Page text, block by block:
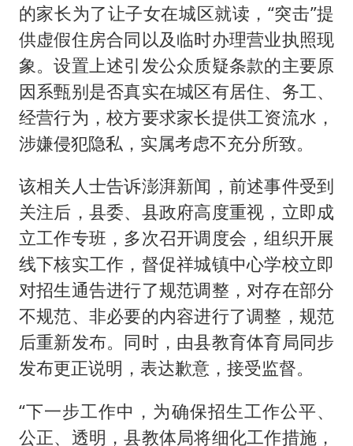
的家长为了让子女在城区就读，“突击”提
供虚假住房合同以及临时办理营业执照现
象。设置上述引发公众质疑条款的主要原
因系甄别是否真实在城区有居住、务工、
经营行为，校方要求家长提供工资流水，
涉嫌侵犯隐私，实属考虑不充分所致。
该相关人士告诉澎湃新闻，前述事件受到
关注后，县委、县政府高度重视，立即成
立工作专班，多次召开调度会，组织开展
线下核实工作，督促祥城镇中心学校立即
对招生通告进行了规范调整，对存在部分
不规范、非必要的内容进行了调整，规范
后重新发布。同时，由县教育体育局同步
发布更正说明，表达歉意，接受监督。
“下一步工作中，为确保招生工作公平、
公正、透明，县教体局将细化工作措施，